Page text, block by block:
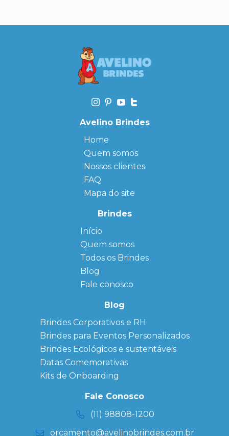
Avelino Brindes
Home
Quem somos
Nossos clientes
FAQ
Mapa do site
Brindes
Início
Quem somos
← Back
FAQ
Sitemap
Todos os Brindes
← Back
Agendas
Personalizadas
Personalizado
personalizados
Brindes
Corporativos
Copos Térmicos
Personalizados
Datas Especiais
Ecobag
Personalizada
Kits
Blog
Fale conosco
Blog
Brindes Corporativos e RH
Brindes para Eventos Personalizados
Brindes Ecológicos e sustentáveis
Datas Comemorativas
Kits de Onboarding
Fale Conosco
(11) 98808-1200
orcamento@avelinobrindes.com.br